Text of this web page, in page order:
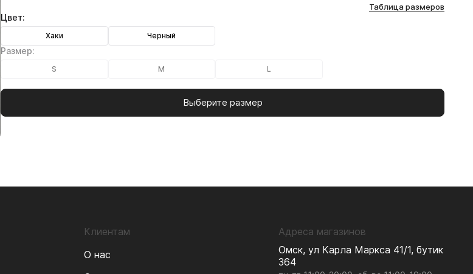
Таблица размеров
Цвет:
Хаки Черный
Размер:
S M L
Выберите размер
Клиентам
О нас
Адреса магазинов
Омск, ул Карла Маркса 41/1, бутик
364